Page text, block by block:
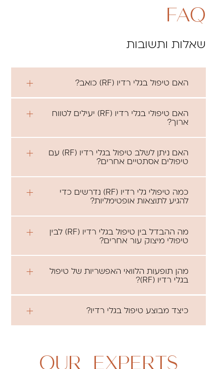
FAQ
שאלות ותשובות
האם טיפול בגלי רדיו (RF) כואב?
האם טיפולי בגלי רדיו (RF) יעילים לטווח
ארוך?
האם ניתן לשלב טיפול בגלי רדיו (RF) עם
טיפולים אסתטיים אחרים?
כמה טיפולי גלי רדיו (RF) נדרשים כדי
להגיע לתוצאות אופטימליות?
מה ההבדל בין טיפול בגלי רדיו (RF) לבין
טיפולי מיצוק עור אחרים?
מהן תופעות הלוואי האפשריות של טיפול
בגלי רדיו (RF)?
כיצד מבוצע טיפול בגלי רדיו?
OUR EXPERTS